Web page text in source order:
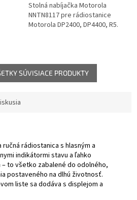
Stolná nabíjačka Motorola
NNTN8117 pre rádiostanice
Motorola DP2400, DP4400, R5.
SÚVISIACE PRODUKTY
rádiostanica s hlasným a
indikátormi stavu a ľahko
to všetko zabalené do odolného,
postaveného na dlhú životnosť.
liste sa dodáva s displejom a